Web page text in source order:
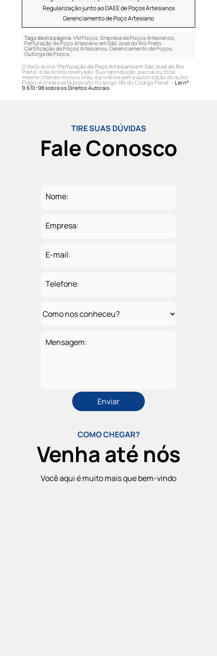
Regularização junto ao DAEE de Poços Artesianos
Gerenciamento de Poço Artesiano
Tags desta página:VM Poços, Empresa de Poços Artesianos,
Perfuração de Poço Artesiano em São José do Rio Preto,
Certificação de Poços Artesianos, Gerenciamento de Poços,
Outorga de Poços.
O texto acima "Perfuração de Poço Artesiano em São José do Rio
Preto" é de direito reservado. Sua reprodução, parcial ou total,
mesmo citando nossos links, é proibida sem a autorização do autor.
Plágio é crime e está previsto no artigo 184 do Código Penal. – Lei n°
9.610-98 sobre os Direitos Autorais.
TIRE SUAS DÚVIDAS
Fale Conosco
Nome:
Empresa:
E-mail:
Telefone:
Mensagem:
COMO CHEGAR?
Venha até nós
Você aqui é muito mais que bem-vindo